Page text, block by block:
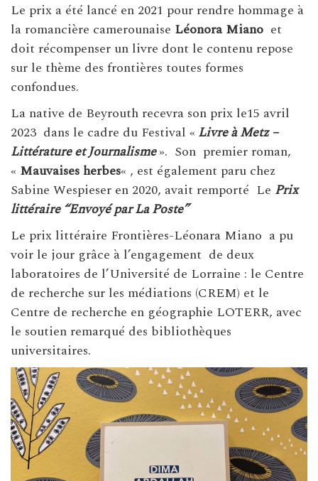
Le prix a été lancé en 2021 pour rendre hommage à
la romancière camerounaise Léonora Miano et
doit récompenser un livre dont le contenu repose
sur le thème des frontières toutes formes
confondues.
La native de Beyrouth recevra son prix le15 avril
2023 dans le cadre du Festival « Livre à Metz –
Littérature et Journalisme». Son premier roman,
« Mauvaises herbes« , est également paru chez
Sabine Wespieser en 2020, avait remporté Le Prix
littéraire “Envoyé par La Poste”
Le prix littéraire Frontières-Léonara Miano a pu
voir le jour grâce à l’engagement de deux
laboratoires de l’Université de Lorraine : le Centre
de recherche sur les médiations (CREM) et le
Centre de recherche en géographie LOTERR, avec
le soutien remarqué des bibliothèques
universitaires.